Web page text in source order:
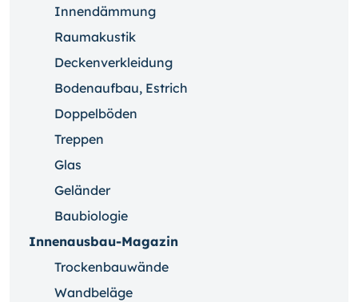
Innendämmung
Raumakustik
Deckenverkleidung
Bodenaufbau, Estrich
Doppelböden
Treppen
Glas
Geländer
Baubiologie
Innenausbau-Magazin
Trockenbauwände
Wandbeläge